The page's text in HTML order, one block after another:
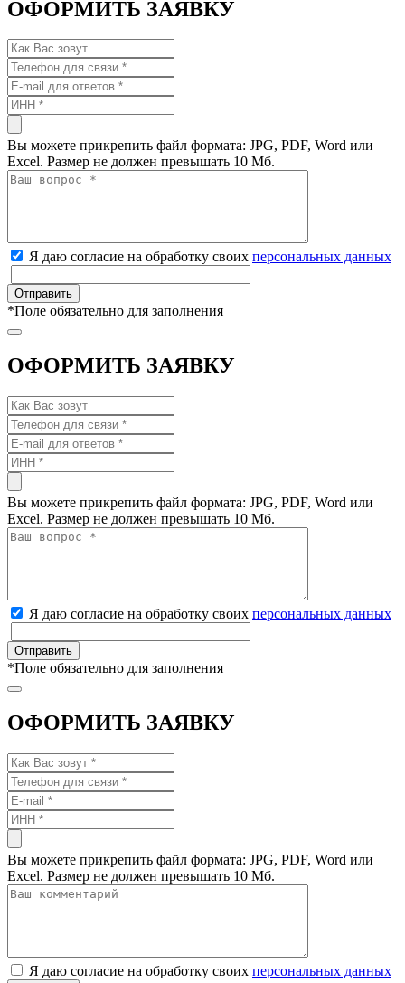
ОФОРМИТЬ ЗАЯВКУ
Вы можете прикрепить файл формата: JPG, PDF, Word или
Excel. Размер не должен превышать 10 Мб.
Я даю согласие на обработку своих персональных данных
*Поле обязательно для заполнения
ОФОРМИТЬ ЗАЯВКУ
Вы можете прикрепить файл формата: JPG, PDF, Word или
Excel. Размер не должен превышать 10 Мб.
Я даю согласие на обработку своих персональных данных
*Поле обязательно для заполнения
ОФОРМИТЬ ЗАЯВКУ
Вы можете прикрепить файл формата: JPG, PDF, Word или
Excel. Размер не должен превышать 10 Мб.
Я даю согласие на обработку своих персональных данных